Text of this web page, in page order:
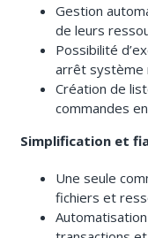
Gestion
de leurs
Possibilité
arrêt système
Création de
commandes
Simplification et
Une seule
fichiers et